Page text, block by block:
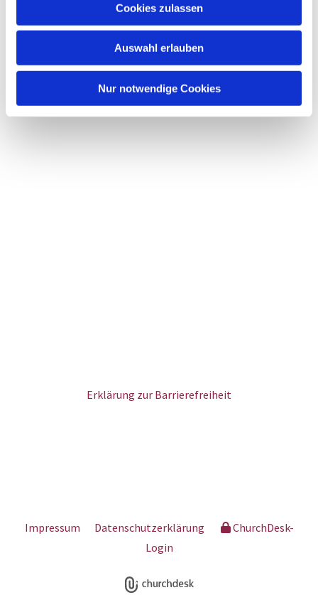
Cookies zulassen
Auswahl erlauben
Nur notwendige Cookies
Erklärung zur Barrierefreiheit
Impressum Datenschutzerklärung
ChurchDesk-
Login